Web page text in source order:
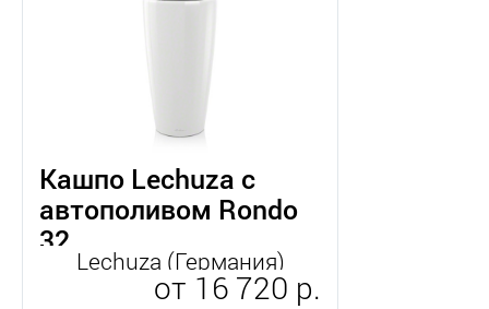
Кашпо Lechuza с
автополивом Rondo
32
Lechuza (Германия)
от 16 720 р.